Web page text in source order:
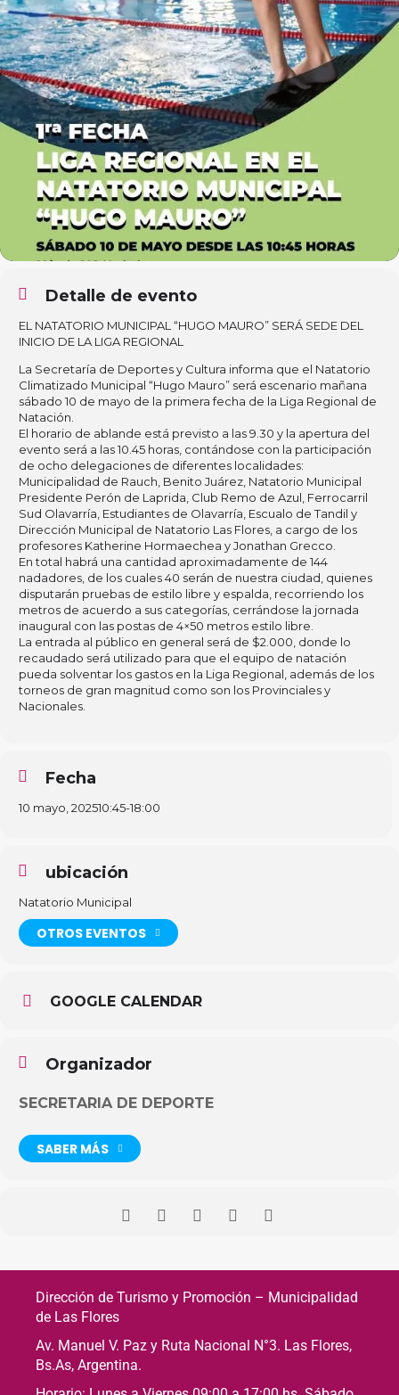
Detalle de evento
EL NATATORIO MUNICIPAL “HUGO MAURO” SERÁ SEDE DEL
INICIO DE LA LIGA REGIONAL
La Secretaría de Deportes y Cultura informa que el Natatorio
Climatizado Municipal “Hugo Mauro” será escenario mañana
sábado 10 de mayo de la primera fecha de la Liga Regional de
Natación.
El horario de ablande está previsto a las 9.30 y la apertura del
evento será a las 10.45 horas, contándose con la participación
de ocho delegaciones de diferentes localidades:
Municipalidad de Rauch, Benito Juárez, Natatorio Municipal
Presidente Perón de Laprida, Club Remo de Azul, Ferrocarril
Sud Olavarría, Estudiantes de Olavarría, Escualo de Tandil y
Dirección Municipal de Natatorio Las Flores, a cargo de los
profesores Katherine Hormaechea y Jonathan Grecco.
En total habrá una cantidad aproximadamente de 144
nadadores, de los cuales 40 serán de nuestra ciudad, quienes
disputarán pruebas de estilo libre y espalda, recorriendo los
metros de acuerdo a sus categorías, cerrándose la jornada
inaugural con las postas de 4×50 metros estilo libre.
La entrada al público en general será de $2.000, donde lo
recaudado será utilizado para que el equipo de natación
pueda solventar los gastos en la Liga Regional, además de los
torneos de gran magnitud como son los Provinciales y
Nacionales.
Fecha
10 mayo, 202510:45-18:00
ubicación
Natatorio Municipal
OTROS EVENTOS
GOOGLE CALENDAR
Organizador
SECRETARIA DE DEPORTE
SABER MÁS
Dirección de Turismo y Promoción – Municipalidad
de Las Flores
Av. Manuel V. Paz y Ruta Nacional N°3. Las Flores,
Bs.As, Argentina.